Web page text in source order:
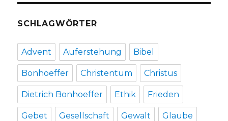
SCHLAGWÖRTER
Advent Auferstehung Bibel
Bonhoeffer Christentum Christus
Dietrich Bonhoeffer Ethik Frieden
Gebet Gesellschaft Gewalt Glaube